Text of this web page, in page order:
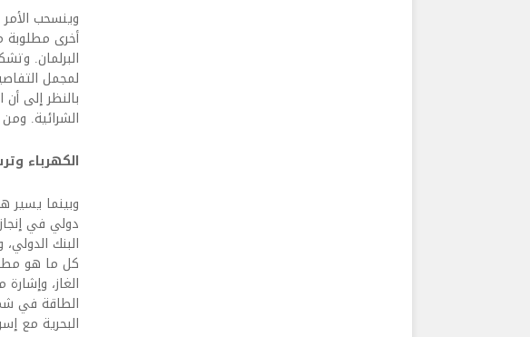
وينسحب
أخرى مطلوبة
البرلمان.
لمجمل
بالنظر إلى
الشرائية.
الكهرباء
وبينما
دولي في
البنك
كل ما هو
الغاز،
الطاقة في
البحرية مع